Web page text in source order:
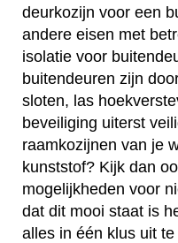
deurkozijn voor een
andere eisen met
isolatie voor
buitendeuren zijn
sloten, las
beveiliging uiterst
raamkozijnen van je
kunststof? Kijk dan
mogelijkheden voor
dat dit mooi staat is
alles in één klus uit te